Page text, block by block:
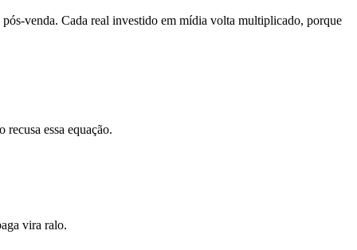
venda. Cada real investido em mídia volta multiplicado, porque
essa equação.
vira ralo.